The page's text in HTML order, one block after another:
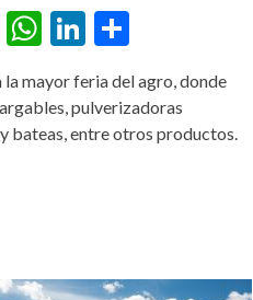
EmailWhatsApp
LinkedIn
mayor feria del agro, donde
pulverizadoras
bateas, entre otros productos.